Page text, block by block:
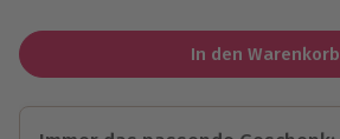
In den Warenkorb